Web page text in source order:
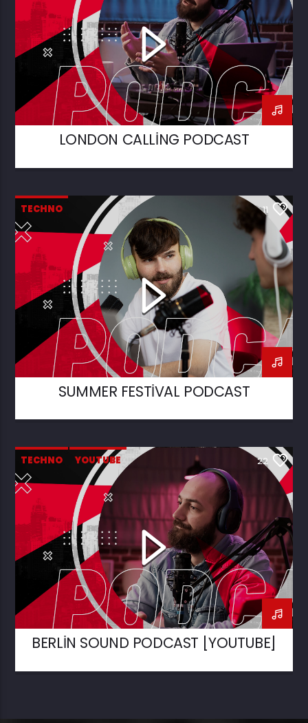
LONDON CALLING PODCAST
TECHNO 11
SUMMER FESTIVAL PODCAST
TECHNO YOUTUBE 22
BERLIN SOUND PODCAST [YOUTUBE]